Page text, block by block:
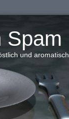
Spam
und aromatisch.